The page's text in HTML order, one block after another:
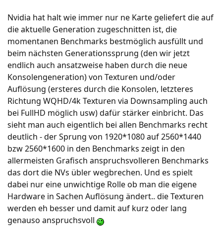
Nvidia hat halt wie immer nur ne Karte geliefert die auf
die aktuelle Generation zugeschnitten ist, die
momentanen Benchmarks bestmöglich ausfüllt und
beim nächsten Generationssprung (den wir jetzt
endlich auch ansatzweise haben durch die neue
Konsolengeneration) von Texturen und/oder
Auflösung (ersteres durch die Konsolen, letzteres
Richtung WQHD/4k Texturen via Downsampling auch
bei FullHD möglich usw) dafür stärker einbricht. Das
sieht man auch eigentlich bei allen Benchmarks recht
deutlich - der Sprung von 1920*1080 auf 2560*1440
bzw 2560*1600 in den Benchmarks zeigt in den
allermeisten Grafisch anspruchsvolleren Benchmarks
das dort die NVs übler wegbrechen. Und es spielt
dabei nur eine unwichtige Rolle ob man die eigene
Hardware in Sachen Auflösung ändert.. die Texturen
werden eh besser und damit auf kurz oder lang
genauso anspruchsvoll